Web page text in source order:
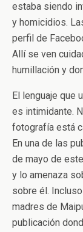
estaba siendo
y homicidios.
perfil de
Allí se ven
humillación y
El lenguaje que
es intimidante.
fotografía está
En una de las
de mayo de
y lo amenaza
sobre él.
madres de
publicación